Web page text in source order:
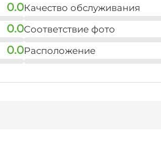
0.0
0.0
0.0
Качество обслуживания
Соответствие фото
Расположение